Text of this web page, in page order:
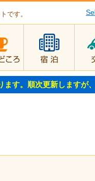
です。
す。順次更新しますが